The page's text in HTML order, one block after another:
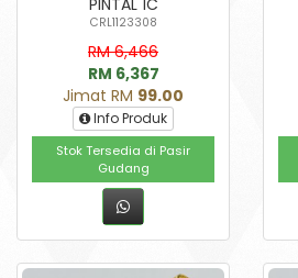
CRL1123308
RM 6,466
RM 6,367
Jimat RM 99.00
Info Produk
Stok Tersedia di Pasir
Gudang